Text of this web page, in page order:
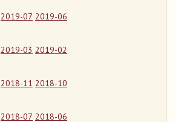
2019-07 2019-06
2019-03 2019-02
2018-11 2018-10
2018-07 2018-06